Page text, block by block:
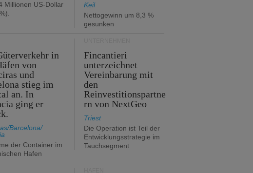
Millionen US-Dollar
Keil
Nettogewinn um 8,3 %
gesunken
in
von
und
stieg im
an. In
ging er
Barcelona/
der Container im
Hafen
Fincantieri
unterzeichnet
Vereinbarung mit
den
Reinvestitionspartne
rn von NextGeo
Triest
Die Operation ist Teil der
Entwicklungsstrategie im
Tauchsegment